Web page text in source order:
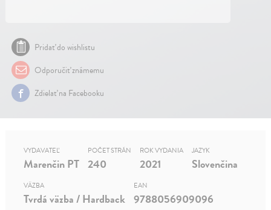
Pridať do wishlistu
Odporučiť známemu
Zdielať na Facebooku
VYDAVATEĽ
Marenčin PT
POČET STRÁN
240
ROK VYDANIA
2021
JAZYK
Slovenčina
VÄZBA
Tvrdá väzba / Hardback
EAN
9788056909096